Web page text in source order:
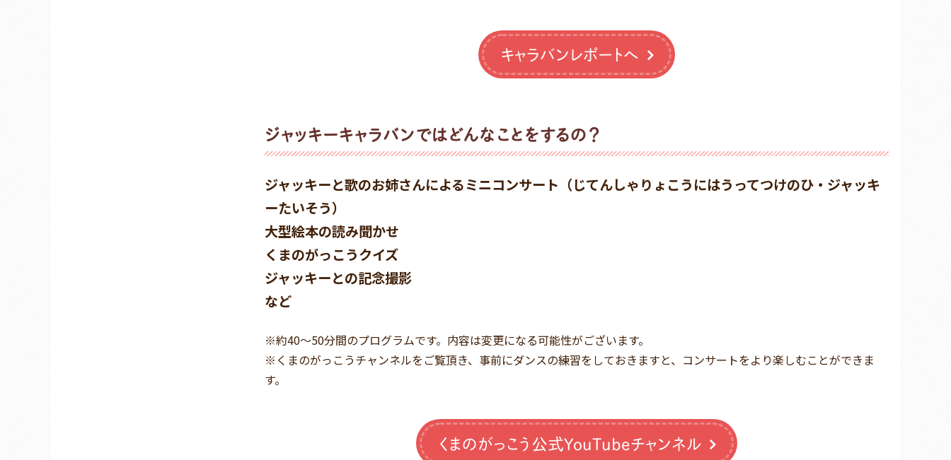
キャラバンレポートへ
ジャッキーキャラバンではどんなことをするの？
ジャッキーと歌のお姉さんによるミニコンサート（じてんしゃりょこうにはうってつけのひ・ジャッキ
ーたいそう）
大型絵本の読み聞かせ
くまのがっこうクイズ
ジャッキーとの記念撮影
など
※約40～50分間のプログラムです。内容は変更になる可能性がございます。
※くまのがっこうチャンネルをご覧頂き、事前にダンスの練習をしておきますと、コンサートをより楽しむことができま
す。
くまのがっこう公式YouTubeチャンネル